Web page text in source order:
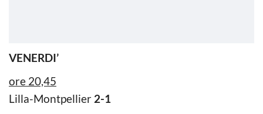
VENERDI’
ore 20,45
Lilla-Montpellier 2-1